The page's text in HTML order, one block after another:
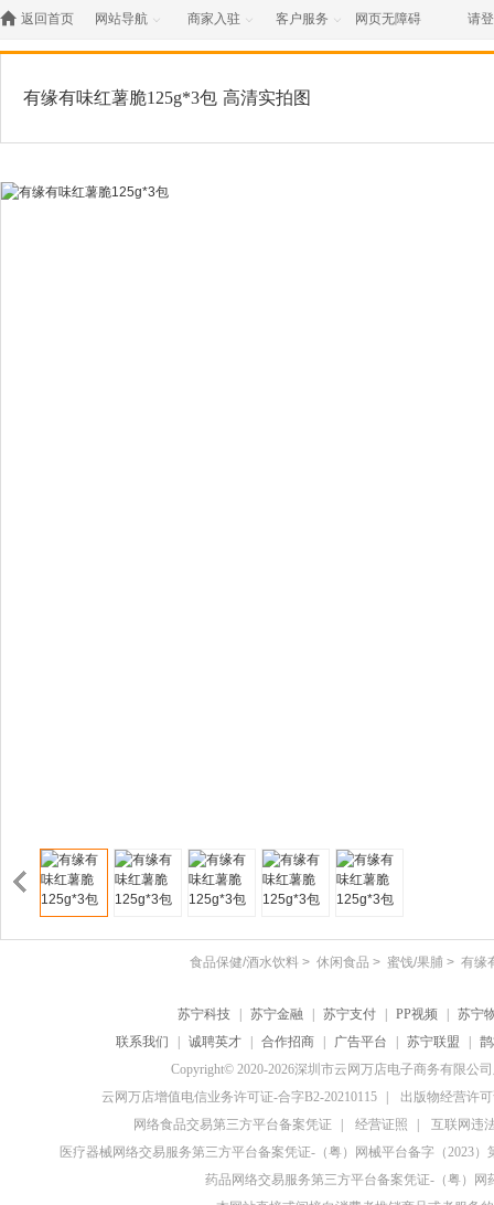
 返回首页 网站导航  商家入驻  客户服务  网页无障碍 请
有缘有味红薯脆125g*3包 高清实拍图
食品保健/酒水饮料 > 休闲食品 > 蜜饯/果脯 > 有缘
苏宁科技 苏宁金融 苏宁支付 PP视频
苏宁
联系我们
诚聘英才 合作招商 广告平台 苏宁联盟
Copyright© 2020-2026深圳市云网万店电子商务有限公
云网万店增值电信业务许可证-合字B2-20210115
出版物经营许
网络食品交易第三方平台备案凭证
经营证照
互联网违
医疗器械网络交易服务第三方平台备案凭证-（粤）网械平台备字（2023）
药品网络交易服务第三方平台备案凭证-（粤）网